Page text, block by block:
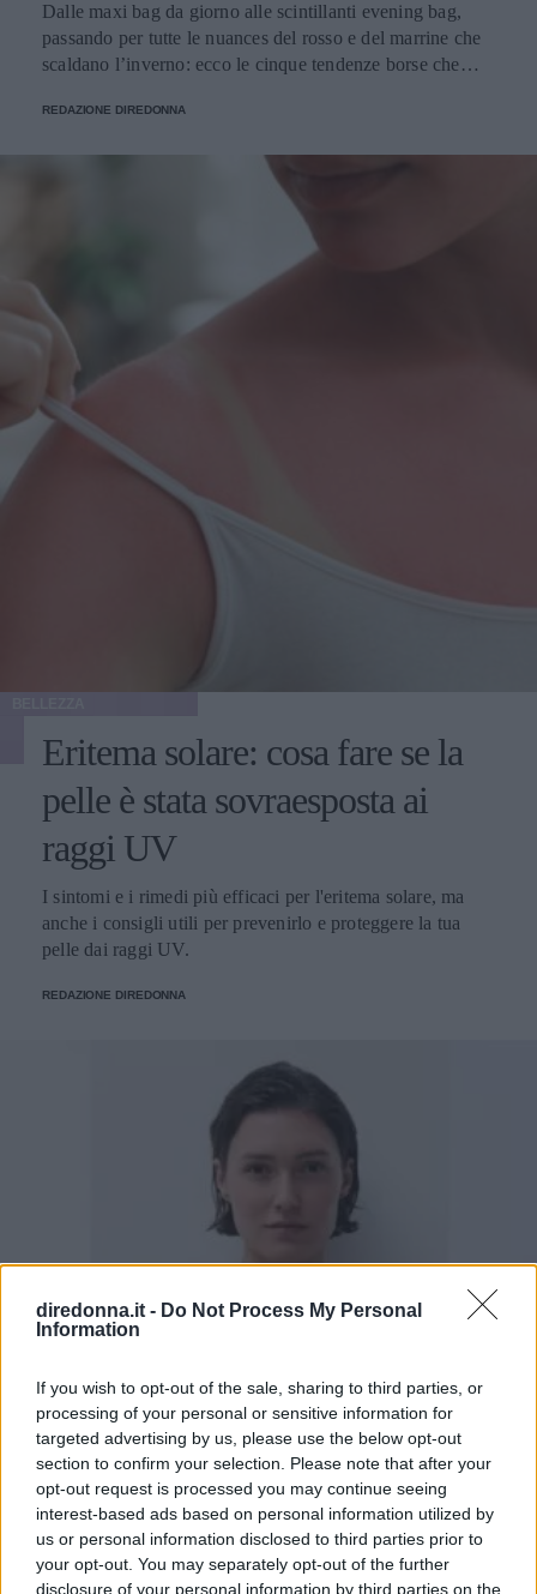
diredonna.it - Do Not Process My Personal
Information
If you wish to opt-out of the sale, sharing to third parties, or
processing of your personal or sensitive information for
targeted advertising by us, please use the below opt-out
section to confirm your selection. Please note that after your
opt-out request is processed you may continue seeing
interest-based ads based on personal information utilized by
us or personal information disclosed to third parties prior to
your opt-out. You may separately opt-out of the further
disclosure of your personal information by third parties on the
Dalle maxi bag da giorno alle scintillanti evening bag,
passando per tutte le nuances del rosso e del marrine che
scaldano l’inverno: ecco le cinque tendenze borse che
REDAZIONE DIREDONNA
Eritema solare: cosa fare se la
pelle è stata sovraesposta ai
raggi UV
I sintomi e i rimedi più efficaci per l'eritema solare, ma
anche i consigli utili per prevenirlo e proteggere la tua
pelle dai raggi UV.
REDAZIONE DIREDONNA
MODA